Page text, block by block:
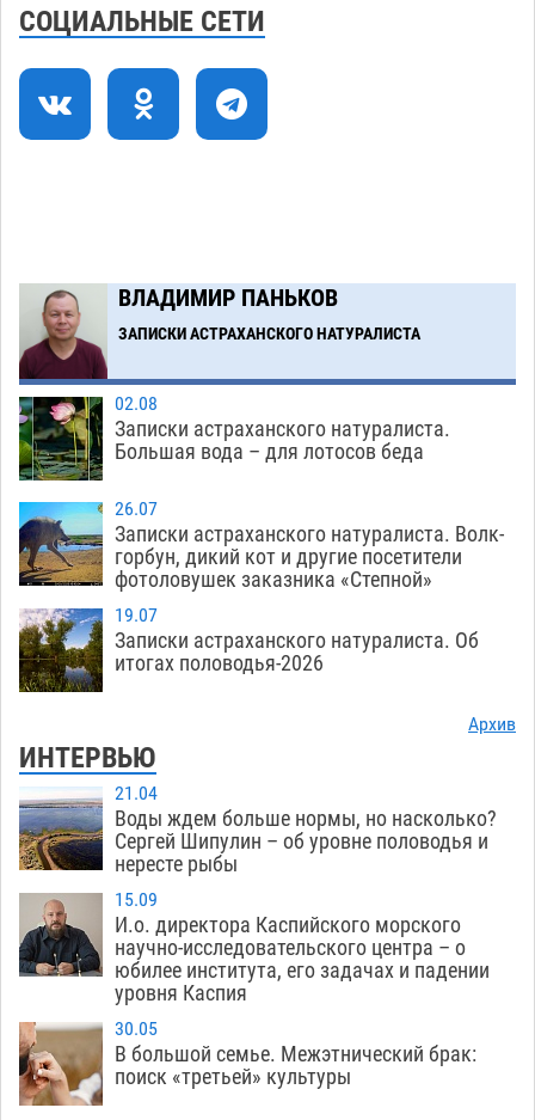
солью астраханских сельхозугодий
жариться
19:07
Уникальные артефакты Золотой Орды
СОЦИАЛЬНЫЕ СЕТИ
ВЛАДИМИР ПАНЬКОВ
ЗАПИСКИ АСТРАХАНСКОГО НАТУРАЛИСТА
02.08
Записки астраханского натуралиста.
Большая вода – для лотосов беда
26.07
Записки астраханского натуралиста. Волк-
горбун, дикий кот и другие посетители
фотоловушек заказника «Степной»
19.07
Записки астраханского натуралиста. Об
итогах половодья-2026
Архив
ИНТЕРВЬЮ
21.04
Воды ждем больше нормы, но насколько?
Сергей Шипулин – об уровне половодья и
нересте рыбы
15.09
И.о. директора Каспийского морского
научно-исследовательского центра – о
юбилее института, его задачах и падении
уровня Каспия
30.05
В большой семье. Межэтнический брак:
поиск «третьей» культуры